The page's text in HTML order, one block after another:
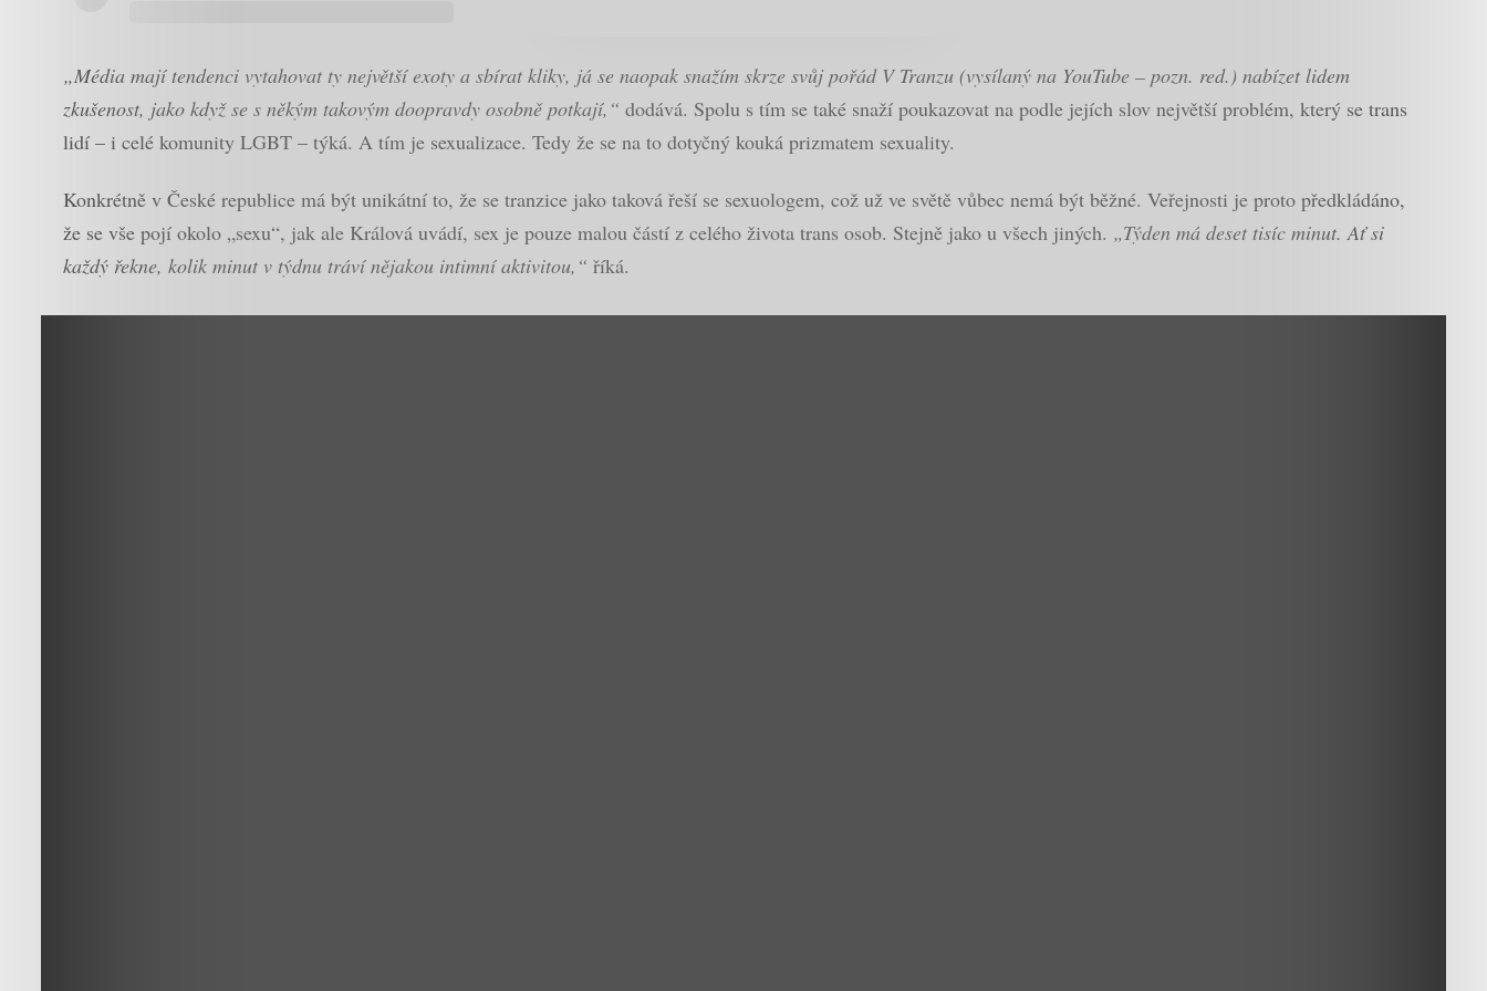
„Média mají tendenci vytahovat ty největší exoty a sbírat kliky, já se naopak snažím skrze svůj pořád V Tranzu (vysílaný na YouTube – pozn. red.) nabízet lidem
zkušenost, jako když se s někým takovým doopravdy osobně potkají,“ dodává. Spolu s tím se také snaží poukazovat na podle jejích slov největší problém, který se trans
lidí – i celé komunity LGBT – týká. A tím je sexualizace. Tedy že se na to dotyčný kouká prizmatem sexuality.
Konkrétně v České republice má být unikátní to, že se tranzice jako taková řeší se sexuologem, což už ve světě vůbec nemá být běžné. Veřejnosti je proto předkládáno,
že se vše pojí okolo „sexu“, jak ale Králová uvádí, sex je pouze malou částí z celého života trans osob. Stejně jako u všech jiných. „Týden má deset tisíc minut. Ať si
každý řekne, kolik minut v týdnu tráví nějakou intimní aktivitou,“ říká.